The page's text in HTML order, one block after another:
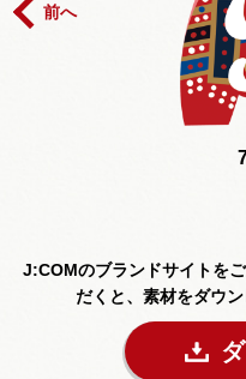
J:COMのブランドサイトをご
だくと、素材をダウ